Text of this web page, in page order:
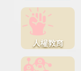
人權教育